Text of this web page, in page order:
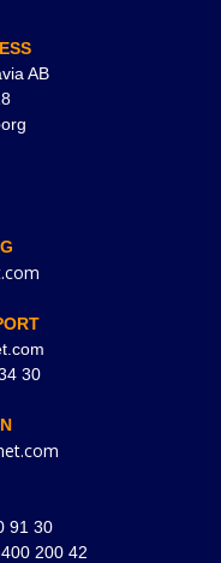
AB
30
91 30
200 42